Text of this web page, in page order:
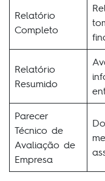
Relatório
Completo
Relatório
Resumido
Parecer
Técnico de
Avaliação de
Empresa